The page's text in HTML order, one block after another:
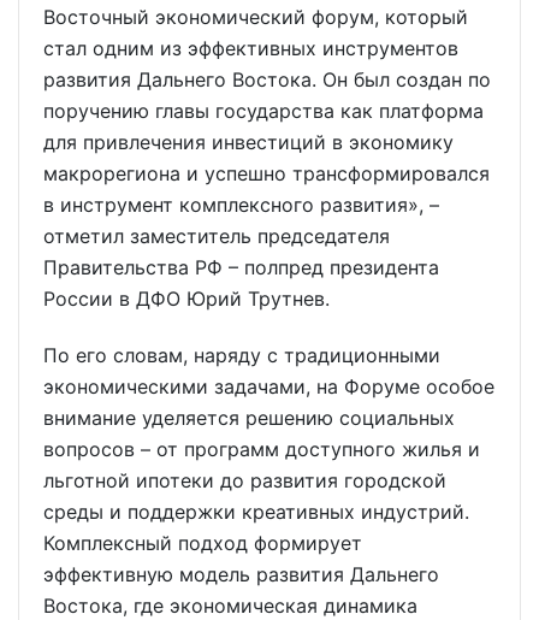
Восточный экономический форум, который
стал одним из эффективных инструментов
развития Дальнего Востока. Он был создан по
поручению главы государства как платформа
для привлечения инвестиций в экономику
макрорегиона и успешно трансформировался
в инструмент комплексного развития», –
отметил заместитель председателя
Правительства РФ – полпред президента
России в ДФО Юрий Трутнев.
По его словам, наряду с традиционными
экономическими задачами, на Форуме особое
внимание уделяется решению социальных
вопросов – от программ доступного жилья и
льготной ипотеки до развития городской
среды и поддержки креативных индустрий.
Комплексный подход формирует
эффективную модель развития Дальнего
Востока, где экономическая динамика